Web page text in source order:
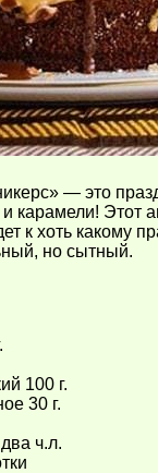
— это
карамели! Этот
к хоть какому
но сытный.
100 г.
30 г.
ч.л.